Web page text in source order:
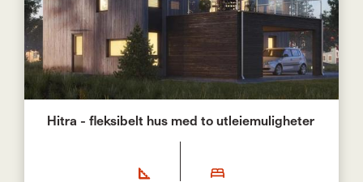
Hitra - fleksibelt hus med to utleiemuligheter